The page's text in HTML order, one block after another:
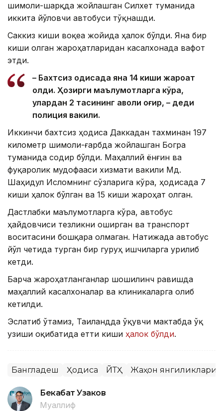
шимоли-шарқда жойлашган Силхет туманида
иккита йўловчи автобуси тўқнашди.
Саккиз киши воқеа жойида ҳалок бўлди. Яна бир
киши олган жароҳатларидан касалхонада вафот
этди.
– Бахтсиз ҳодисада яна 14 киши жароҳат
олди. Ҳозирги маълумотларга кўра,
улардан 2 тасининг аҳволи оғир, – деди
полиция вакили.
Иккинчи бахтсиз ҳодиса Даккадан тахминан 197
километр шимоли-ғарбда жойлашган Богра
туманида содир бўлди. Маҳаллий ёнғин ва
фуқаролик мудофааси хизмати вакили Мд.
Шаҳидул Исломнинг сўзларига кўра, ҳодисада 7
киши ҳалок бўлган ва 15 киши жароҳат олган.
Дастлабки маълумотларга кўра, автобус
ҳайдовчиси тезликни оширган ва транспорт
воситасини бошқара олмаган. Натижада автобус
йўл четида турган бир гуруҳ ишчиларга урилиб
кетди.
Барча жароҳатланганлар шошилинч равишда
маҳаллий касалхоналар ва клиникаларга олиб
кетилди.
Эслатиб ўтамиз, Таиландда ўқувчи мактабда ўқ
узиши оқибатида етти киши ҳалок бўлди.
Бангладеш Ҳодиса ЙТҲ Жаҳон янгиликлари
Бекабат Узаков
Муаллиф